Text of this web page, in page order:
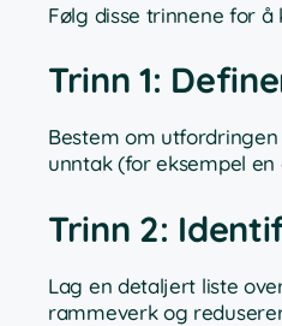
Følg disse trinnene for
Trinn 1:
Bestem om
unntak (for eksempel
Trinn 2:
Lag en detaljert liste
rammeverk og